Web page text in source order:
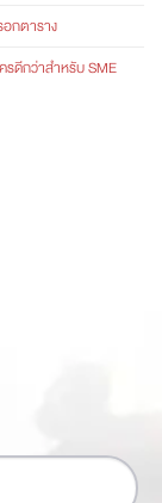
อกตาราง
รดีกว่าสำหรับ SME